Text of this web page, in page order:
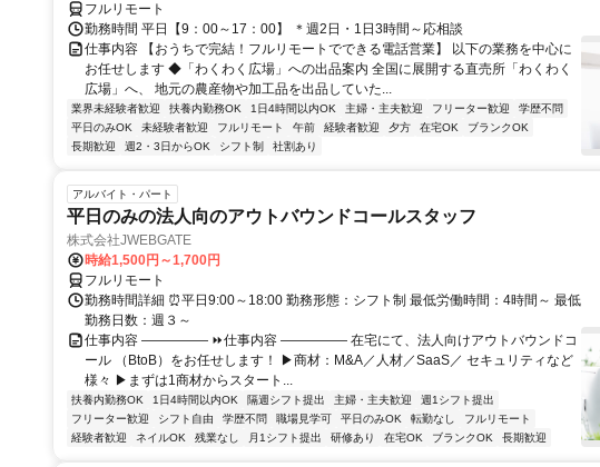
フルリモート
勤務時間 平日【9：00～17：00】 ＊週2日・1日3時間～応相談
仕事内容 【おうちで完結！フルリモートでできる電話営業】 以下の業務を中心に
お任せします ◆「わくわく広場」への出品案内 全国に展開する直売所「わくわく
広場」へ、 地元の農産物や加工品を出品していた...
業界未経験者歓迎 扶養内勤務OK 1日4時間以内OK 主婦・主夫歓迎 フリーター歓迎
学歴不問
平日のみOK
未経験者歓迎 フルリモート 午前 経験者歓迎 夕方 在宅OK
ブランクOK
長期歓迎
週2・3日からOK シフト制 社割あり
アルバイト・パート
平日のみの法人向のアウトバウンドコールスタッフ
株式会社JWEBGATE
時給1,500円～1,700円
フルリモート
勤務時間詳細 ⏰平日9:00～18:00 勤務形態：シフト制 最低労働時間：4時間～ 最低
勤務日数：週３～
仕事内容 ――――― ⏩仕事内容 ――――― 在宅にて、法人向けアウトバウンドコ
ール （BtoB）をお任せします！ ▶商材：M&A／人材／SaaS／ セキュリティなど
様々 ▶まずは1商材からスタート...
扶養内勤務OK 1日4時間以内OK 隔週シフト提出 主婦・主夫歓迎
週1シフト提出
フリーター歓迎
シフト自由 学歴不問 職場見学可 平日のみOK 転勤なし
フルリモート
経験者歓迎
ネイルOK 残業なし 月1シフト提出 研修あり 在宅OK ブランクOK 長期歓迎